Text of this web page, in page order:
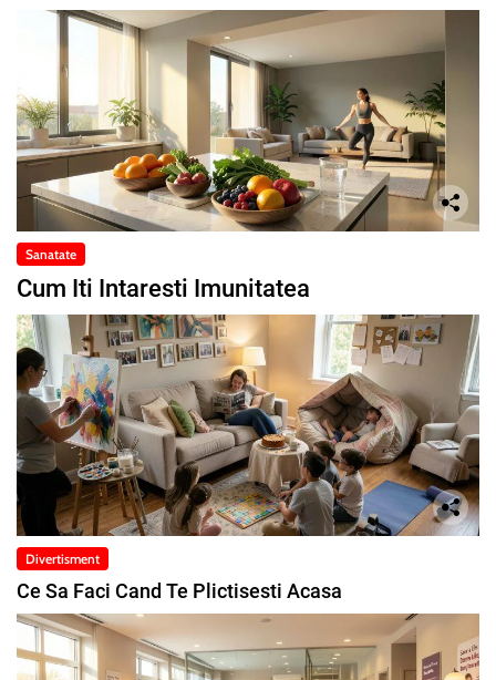
Sanatate
Cum Iti Intaresti Imunitatea
Divertisment
Ce Sa Faci Cand Te Plictisesti Acasa